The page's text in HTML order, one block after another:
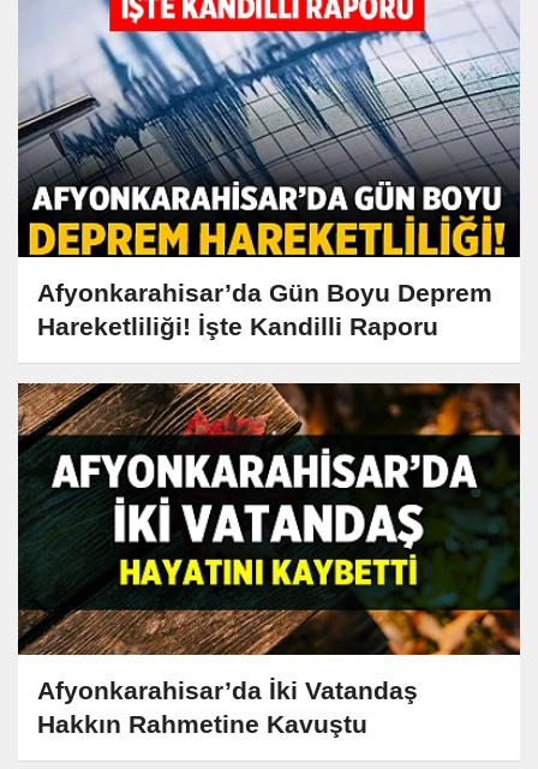
Afyonkarahisar’da Gün Boyu Deprem
Hareketliliği! İşte Kandilli Raporu
Afyonkarahisar’da İki Vatandaş
Hakkın Rahmetine Kavuştu